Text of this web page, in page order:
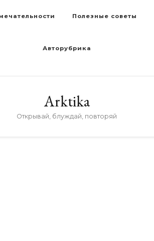
Полезные советы
Авторубрика
Arktika
Открывай, блуждай, повторяй